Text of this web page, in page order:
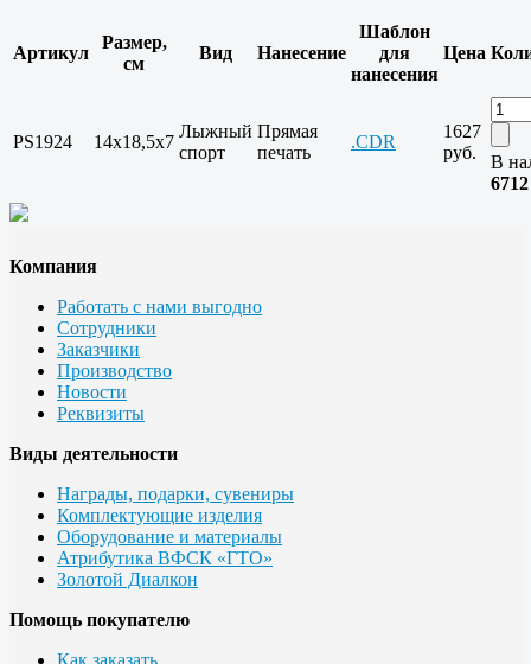
Артикул
Размер,
см
Вид Нанесение
Шаблон
для
нанесения
Цена
PS1924 14х18,5х7
Лыжный
спорт
Прямая
печать
.CDR
1627
руб.
В
6712
Компания
Работать с нами выгодно
Сотрудники
Заказчики
Производство
Новости
Реквизиты
Виды деятельности
Награды, подарки, сувениры
Комплектующие изделия
Оборудование и материалы
Атрибутика ВФСК «ГТО»
Золотой Диалкон
Помощь покупателю
Как заказать